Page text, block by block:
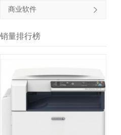
商业软件
销量排行榜